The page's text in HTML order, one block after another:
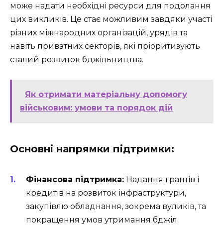
може надати необхідні ресурси для подолання
цих викликів. Це стає можливим завдяки участі
різних міжнародних організацій, урядів та
навіть приватних секторів, які пріоритизують
сталий розвиток бджільництва.
Як отримати матеріальну допомогу
військовим: умови та порядок дій
Основні напрямки підтримки:
Фінансова підтримка: Надання грантів і
кредитів на розвиток інфраструктури,
закупівлю обладнання, зокрема вуликів, та
покращення умов утримання бджіл.